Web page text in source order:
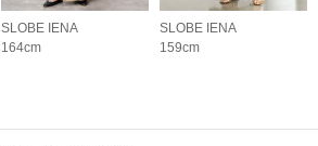
SLOBE IENA
164cm
SLOBE IENA
159cm